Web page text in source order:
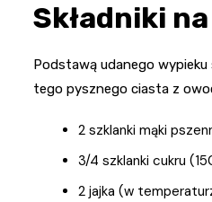
Składniki
Podstawą udanego
tego pysznego ciasta z
2 szklanki mąki
3/4 szklanki cukru
2 jajka (w